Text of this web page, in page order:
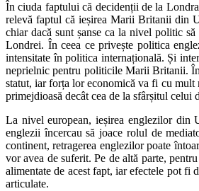
În ciuda faptului că decidenții de la
relevă faptul că ieșirea Marii Britanii din
chiar dacă sunt șanse ca la nivel politic
Londrei. În ceea ce privește politica
intensitate în politica internațională. Și
neprielnic pentru politicile Marii Britanii.
statut, iar forța lor economică va fi cu
primejdioasă decât cea de la sfârșitul
La nivel european, ieșirea englezilor din
englezii încercau să joace rolul de
continent, retragerea englezilor poate
vor avea de suferit. Pe de altă parte,
alimentate de acest fapt, iar efectele pot fi
articulate.